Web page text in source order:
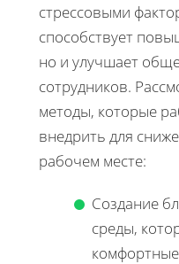
стрессовыми
способствует
но и улучшает
сотрудников.
методы, которые
внедрить для
рабочем месте:
Создание
среды,